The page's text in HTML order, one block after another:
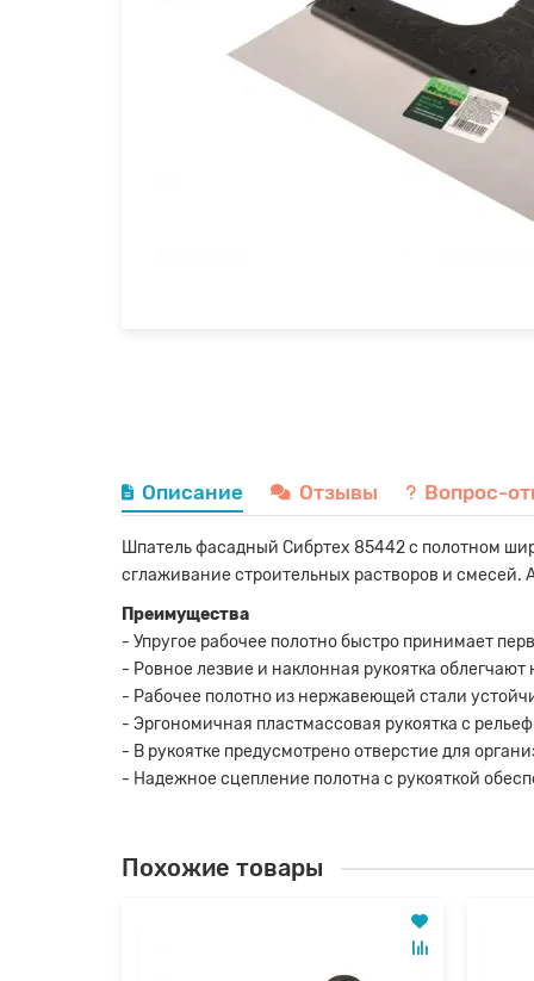
Описание Отзывы Вопрос-
Шпатель фасадный Сибртех 85442 с полотном
сглаживание строительных растворов и
Преимущества
- Упругое рабочее полотно быстро принимает
- Ровное лезвие и наклонная рукоятка
- Рабочее полотно из нержавеющей стали
- Эргономичная пластмассовая рукоятка с
- В рукоятке предусмотрено отверстие для
- Надежное сцепление полотна с рукояткой
Похожие товары